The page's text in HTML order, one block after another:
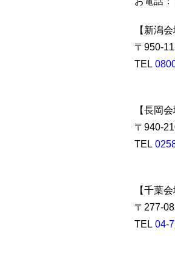
【新潟
〒950-
TEL
【長岡
〒940-
TEL
【千葉
〒277-
TEL 04-